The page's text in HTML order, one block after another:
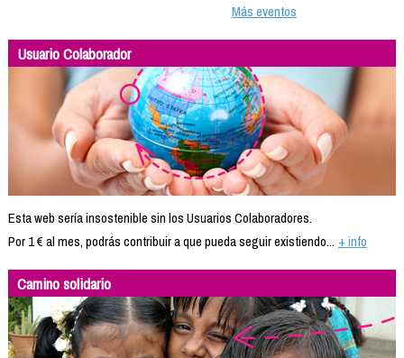
Más eventos
Usuario Colaborador
Esta web sería insostenible sin los Usuarios Colaboradores.
Por 1 € al mes, podrás contribuir a que pueda seguir existiendo... + info
Camino solidario